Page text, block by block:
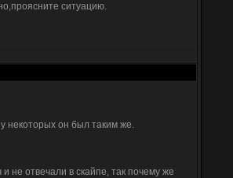
ситуацию.
некоторых он был таким же.
не отвечали в скайпе, так почему же